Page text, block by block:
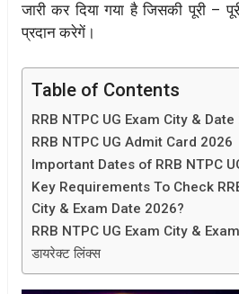
जारी कर दिया गया है जिसकी पूरी –
प्रदान करेगें।
Table of Contents
RRB NTPC UG Exam City &
RRB NTPC UG Admit Card 2026
Important Dates of RRB NTPC
Key Requirements To Check
City & Exam Date 2026?
RRB NTPC UG Exam City &
डायरेक्ट लिंक्स